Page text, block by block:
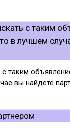
с таким
вы найдете